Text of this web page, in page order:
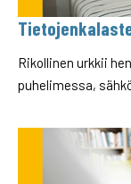
Rikollinen urkkii
puhelimessa,